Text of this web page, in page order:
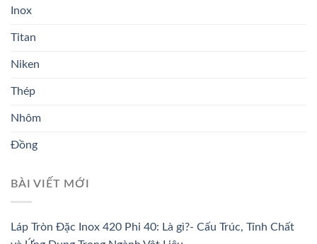
Inox
Titan
Niken
Thép
Nhôm
Đồng
BÀI VIẾT MỚI
Láp Tròn Đặc Inox 420 Phi 40: Là gì?- Cấu Trúc, Tính Chất